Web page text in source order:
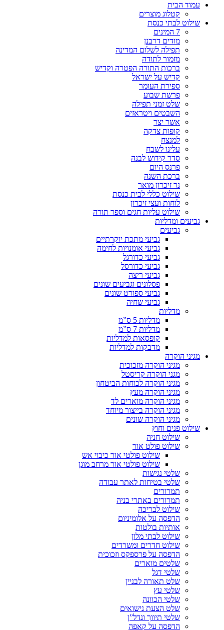
עמוד הבית
קטלוג מוצרים
שילוט לבתי כנסת
7 המינים
מודים דרבנן
תפילה לשלום המדינה
מזמור לתודה
ברכות התורה הפטרה וקדיש
קדיש על ישראל
ספירת העומר
פרשת שבוע
שלט זמני תפילה
השבטים ויטראזים
אשר יצר
קופות צדקה
למנצח
עלינו לשבח
סדר קידוש לבנה
פרנס היום
ברכת השנה
נר זיכרון מואר
שילוט כללי לבית כנסת
לוחות ועצי זיכרון
שילוט עליות חגים וספר תורה
גביעים ומדליות
גביעים
גביעי מתכת יוקרתיים
גביעי אומנויות לחימה
גביעי כדורגל
גביעי כדורסל
גביעי ריצה
פסלונים וגביעים שונים
גביעי ספורט שונים
גביעי שחיה
מדליות
מדליות 5 ס”מ
מדליות 7 ס”מ
קופסאות למדליות
מדבקות למדליות
מגיני הוקרה
מגיני הוקרה מזכוכית
מגני הוקרה קריסטל
מגיני הוקרה לכוחות הביטחון
מגיני הוקרה מעץ
מגיני הוקרה מוארים לד
מגיני הוקרה בייצור מיוחד
מגיני הוקרה שונים
שילוט פנים וחוץ
שילוט חניה
שילוט פולט אור
שילוט פולטי אור כיבוי אש
שילוט פולטי אור מרחב מוגן
שלטי נגישות
שלטי בטיחות לאתר עבודה
תמרורים
תמרורים באתרי בניה
שילוט לבריכה
הדפסה על אלומיניום
אותיות בולטות
שילוט לבתי מלון
שילוט חדרים ומשרדים
הדפסה על פרספקס וזכוכית
שלטים מוארים
שלטי דגל
שלט תאורה לבניין
שלטי עץ
שלטי הכוונה
שלט הצעת נישואים
שלטי תיווך ונדל”ן
הדפסה על קאפה